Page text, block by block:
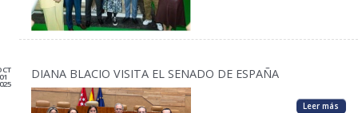
01 DIANA BLACIO VISITA EL SENADO DE ESPAÑA
Leer más